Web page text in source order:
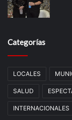
Categorías
LOCALES
SALUD
INTERNACIONALES